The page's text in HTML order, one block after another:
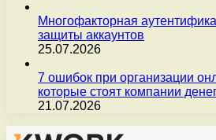
Многофакторная
защиты аккаунтов
25.07.2026
7 ошибок при организации
которые стоят компании
21.07.2026